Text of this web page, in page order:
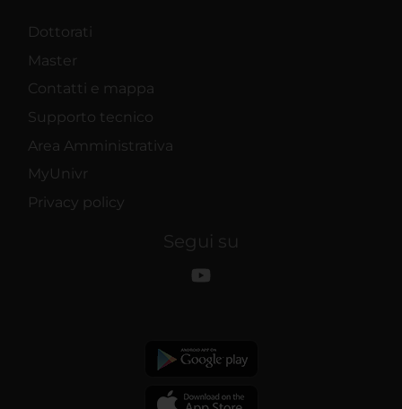
Dottorati
Master
Contatti e mappa
Supporto tecnico
Area Amministrativa
MyUnivr
Privacy policy
Segui su